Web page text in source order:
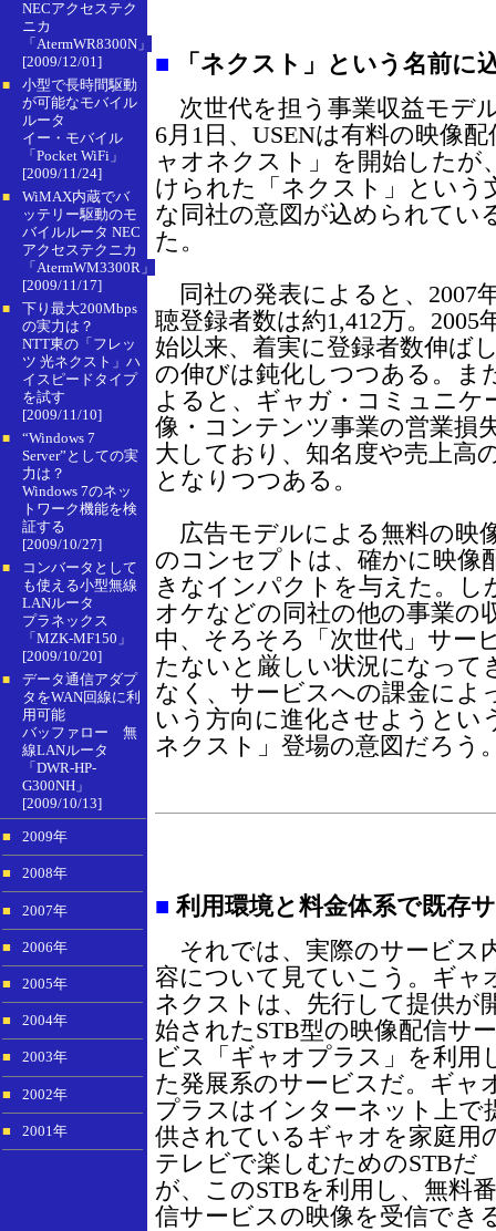
NECアクセステク
ニカ
「AtermWR8300N」
[2009/12/01]
■
小型で長時間駆動
が可能なモバイル
ルータ
イー・モバイル
「Pocket WiFi」
[2009/11/24]
■
WiMAX内蔵でバ
ッテリー駆動のモ
バイルルータ NEC
アクセステクニカ
「AtermWM3300R」
[2009/11/17]
■
下り最大200Mbps
の実力は？
NTT東の「フレッ
ツ 光ネクスト」ハ
イスピードタイプ
を試す
[2009/11/10]
■
“Windows 7
Server”としての実
力は？
Windows 7のネッ
トワーク機能を検
証する
[2009/10/27]
■
コンバータとして
も使える小型無線
LANルータ
プラネックス
「MZK-MF150」
[2009/10/20]
■
データ通信アダプ
タをWAN回線に利
用可能
バッファロー 無
線LANルータ
「DWR-HP-
G300NH」
[2009/10/13]
■ 2009年
■ 2008年
■ 2007年
■ 2006年
■ 2005年
■ 2004年
■ 2003年
■ 2002年
■ 2001年
■ 「ネクスト」という名前に
次世代を担う事業収益モデ
6月1日、USENは有料の映像
ャオネクスト」を開始したが
けられた「ネクスト」という
な同社の意図が込められてい
た。
同社の発表によると、2007
聴登録者数は約1,412万。
始以来、着実に登録者数伸ば
の伸びは鈍化しつつある。ま
よると、ギャガ・コミュニケ
像・コンテンツ事業の営業損
大しており、知名度や売上高
となりつつある。
広告モデルによる無料の映
のコンセプトは、確かに映像
きなインパクトを与えた。し
オケなどの同社の他の事業の
中、そろそろ「次世代」サー
たないと厳しい状況になって
なく、サービスへの課金によ
いう方向に進化させようとい
ネクスト」登場の意図だろう
■ 利用環境と料金体系で既存
それでは、実際のサービス
容について見ていこう。ギャ
ネクストは、先行して提供が
始されたSTB型の映像配信サー
ビス「ギャオプラス」を利用
た発展系のサービスだ。ギャ
プラスはインターネット上で
供されているギャオを家庭用
テレビで楽しむためのSTBだ
が、このSTBを利用し、無料
信サービスの映像を受信でき